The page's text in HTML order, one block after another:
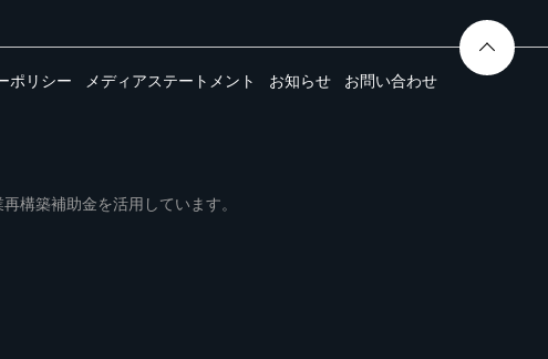
ポリシー メディアステートメント お知らせ お問い合わせ
築補助金を活用しています。